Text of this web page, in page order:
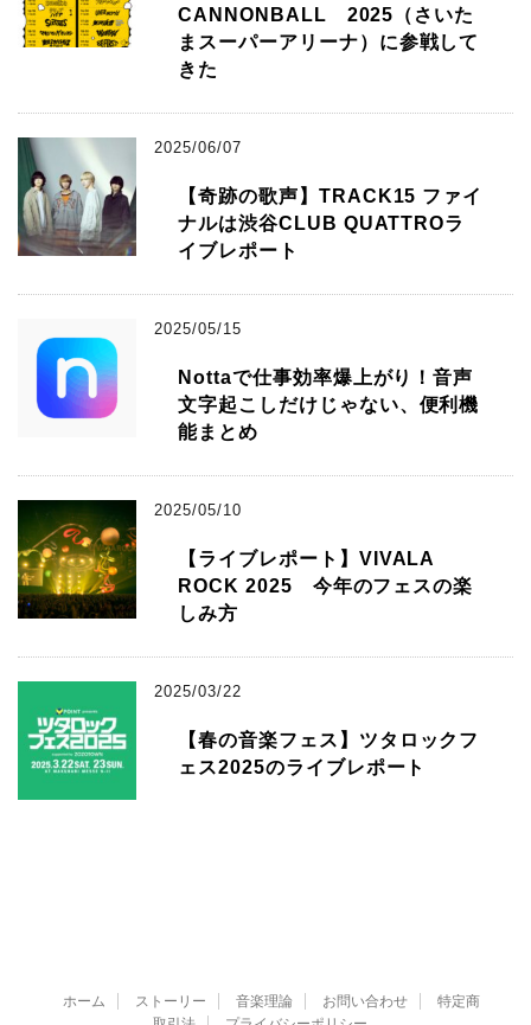
CANNONBALL 2025（さいた
まスーパーアリーナ）に参戦して
きた
2025/06/07
【奇跡の歌声】TRACK15 ファイ
ナルは渋谷CLUB QUATTROラ
イブレポート
2025/05/15
Nottaで仕事効率爆上がり！音声
文字起こしだけじゃない、便利機
能まとめ
2025/05/10
【ライブレポート】VIVALA
ROCK 2025 今年のフェスの楽
しみ方
2025/03/22
【春の音楽フェス】ツタロックフ
ェス2025のライブレポート
ホーム ストーリー 音楽理論 お問い合わせ
特定商